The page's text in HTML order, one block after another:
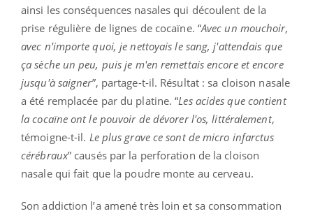
ainsi les conséquences nasales qui découlent de la
prise régulière de lignes de cocaïne. “Avec un mouchoir,
avec n'importe quoi, je nettoyais le sang, j'attendais que
ça sèche un peu, puis je m'en remettais encore et encore
jusqu'à saigner”, partage-t-il. Résultat : sa cloison nasale
a été remplacée par du platine. “Les acides que contient
la cocaïne ont le pouvoir de dévorer l'os, littéralement,
témoigne-t-il. Le plus grave ce sont de micro infarctus
cérébraux” causés par la perforation de la cloison
nasale qui fait que la poudre monte au cerveau.
Son addiction l’a amené très loin et sa consommation